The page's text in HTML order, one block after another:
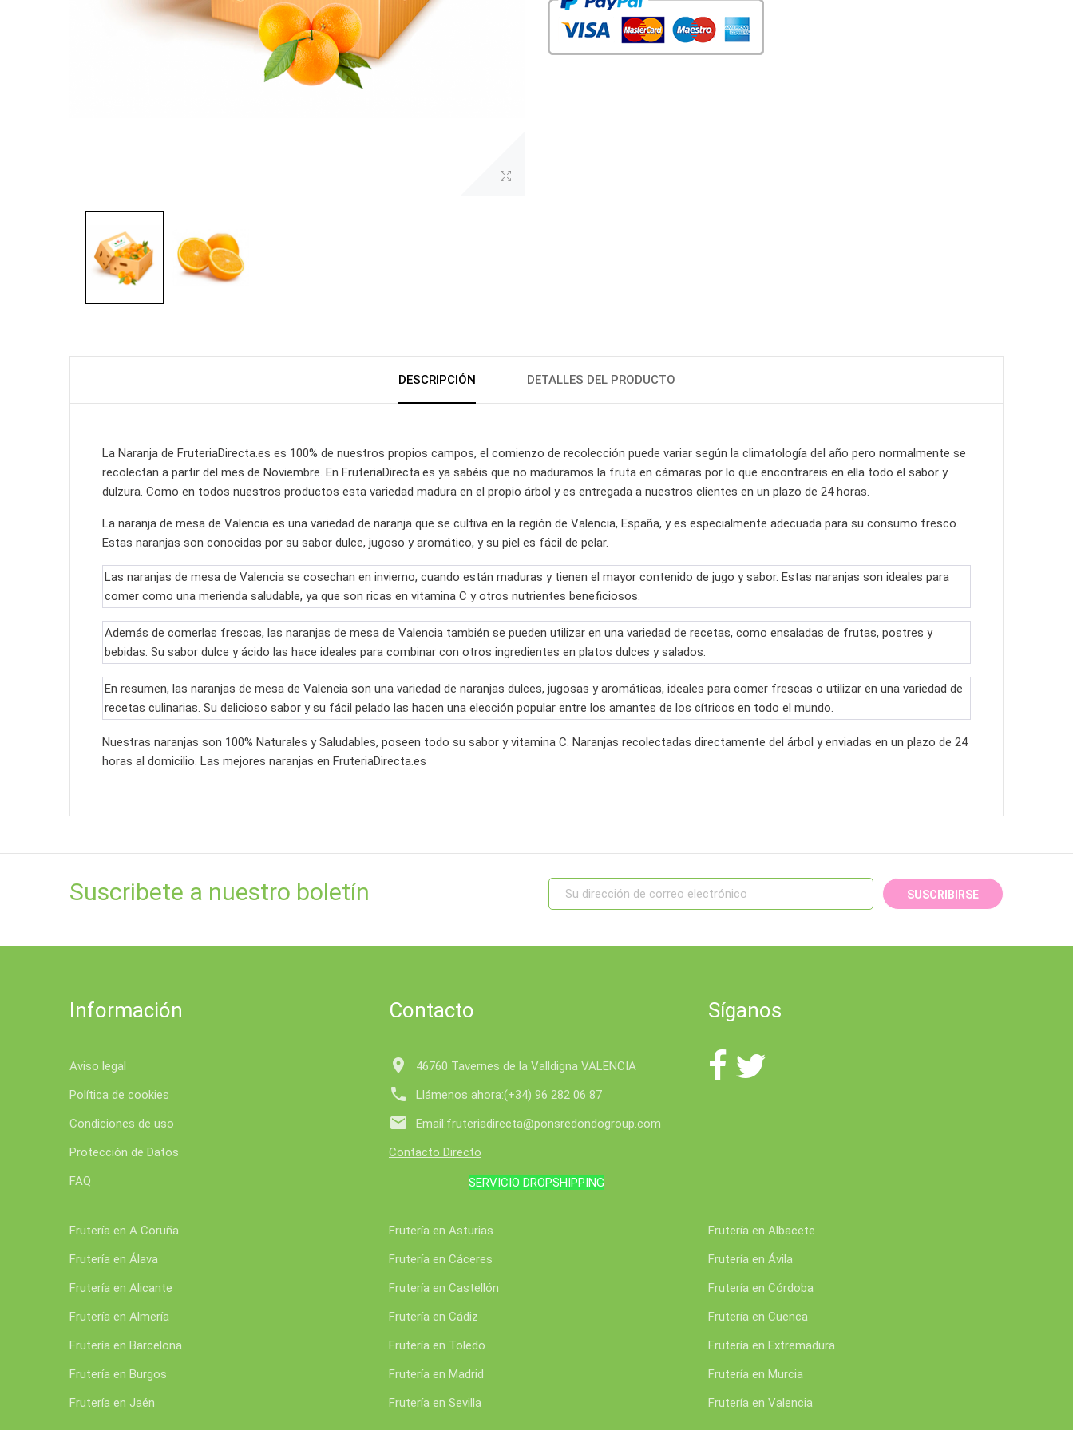
DESCRIPCIÓN DETALLES DEL PRODUCTO
La Naranja de FruteriaDirecta.es es 100% de nuestros propios campos, el comienzo de recolección puede variar según la climatología del año pero normalmente se
recolectan a partir del mes de Noviembre. En FruteriaDirecta.es ya sabéis que no maduramos la fruta en cámaras por lo que encontrareis en ella todo el sabor y
dulzura. Como en todos nuestros productos esta variedad madura en el propio árbol y es entregada a nuestros clientes en un plazo de 24 horas.
La naranja de mesa de Valencia es una variedad de naranja que se cultiva en la región de Valencia, España, y es especialmente adecuada para su consumo fresco.
Estas naranjas son conocidas por su sabor dulce, jugoso y aromático, y su piel es fácil de pelar.
Las naranjas de mesa de Valencia se cosechan en invierno, cuando están maduras y tienen el mayor contenido de jugo y sabor. Estas naranjas son ideales para
comer como una merienda saludable, ya que son ricas en vitamina C y otros nutrientes beneficiosos.
Además de comerlas frescas, las naranjas de mesa de Valencia también se pueden utilizar en una variedad de recetas, como ensaladas de frutas, postres y
bebidas. Su sabor dulce y ácido las hace ideales para combinar con otros ingredientes en platos dulces y salados.
En resumen, las naranjas de mesa de Valencia son una variedad de naranjas dulces, jugosas y aromáticas, ideales para comer frescas o utilizar en una variedad de
recetas culinarias. Su delicioso sabor y su fácil pelado las hacen una elección popular entre los amantes de los cítricos en todo el mundo.
Nuestras naranjas son 100% Naturales y Saludables, poseen todo su sabor y vitamina C. Naranjas recolectadas directamente del árbol y enviadas en un plazo de 24
horas al domicilio. Las mejores naranjas en FruteriaDirecta.es
Suscribete a nuestro boletín SUSCRIBIRSE
Información
Aviso legal
Política de cookies
Condiciones de uso
Protección de Datos
FAQ
Contacto
 46760 Tavernes de la Valldigna VALENCIA
 Llámenos ahora:(+34) 96 282 06 87
 Email:fruteriadirecta@ponsredondogroup.com
Contacto Directo
SERVICIO DROPSHIPPING
Síganos
Frutería en A Coruña
Frutería en Álava
Frutería en Alicante
Frutería en Almería
Frutería en Barcelona
Frutería en Burgos
Frutería en Jaén
Frutería en Asturias
Frutería en Cáceres
Frutería en Castellón
Frutería en Cádiz
Frutería en Toledo
Frutería en Madrid
Frutería en Sevilla
Frutería en Albacete
Frutería en Ávila
Frutería en Córdoba
Frutería en Cuenca
Frutería en Extremadura
Frutería en Murcia
Frutería en Valencia